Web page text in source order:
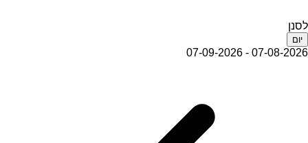
לסנן
יום
07-08-2026 - 07-09-2026